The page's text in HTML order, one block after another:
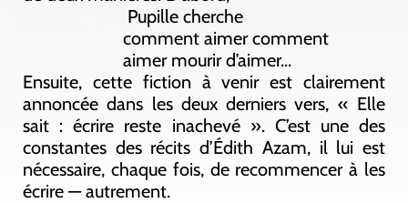
Pupille cherche
comment aimer comment
aimer mourir d’aimer...
Ensuite, cette fiction à venir est clairement
annoncée dans les deux derniers vers, « Elle
sait : écrire reste inachevé ». C’est une des
constantes des récits d’Édith Azam, il lui est
nécessaire, chaque fois, de recommencer à les
écrire — autrement.